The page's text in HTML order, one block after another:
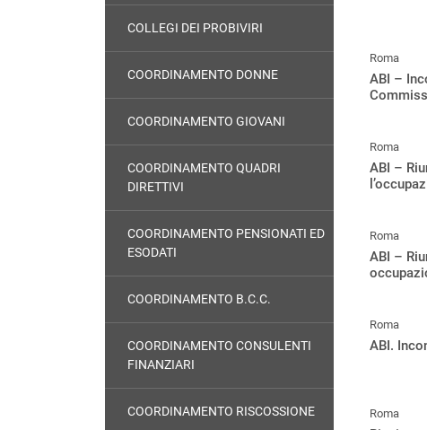
COLLEGI DEI PROBIVIRI
COORDINAMENTO DONNE
COORDINAMENTO GIOVANI
COORDINAMENTO QUADRI
DIRETTIVI
COORDINAMENTO PENSIONATI ED
ESODATI
COORDINAMENTO B.C.C.
COORDINAMENTO CONSULENTI
FINANZIARI
COORDINAMENTO RISCOSSIONE
Roma
ABI –
Roma
ABI –
Roma
ABI –
Roma
ABI.
Roma